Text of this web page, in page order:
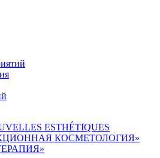
ESTHÉTIQUES
КОСМЕТОЛОГИЯ»